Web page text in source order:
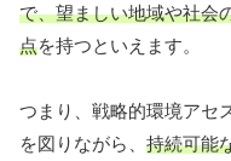
で、望ましい地域や社会
点を持つといえます。
つまり、戦略的環境アセ
を図りながら、 持続可能